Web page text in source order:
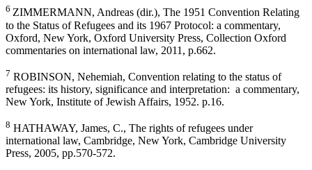
6 ZIMMERMANN, Andreas (dir.), The 1951 Convention Relating
to the Status of Refugees and its 1967 Protocol: a commentary,
Oxford, New York, Oxford University Press, Collection Oxford
commentaries on international law, 2011, p.662.
7 ROBINSON, Nehemiah, Convention relating to the status of
refugees: its history, significance and interpretation: a commentary,
New York, Institute of Jewish Affairs, 1952. p.16.
8 HATHAWAY, James, C., The rights of refugees under
international law, Cambridge, New York, Cambridge University
Press, 2005, pp.570-572.